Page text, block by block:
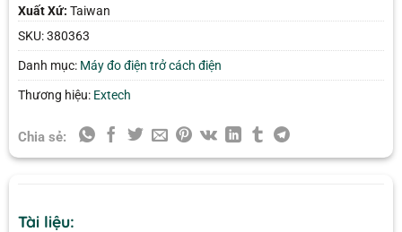
Xuất Xứ: Taiwan
SKU:380363
Danh mục: Máy đo điện trở cách điện
Thương hiệu: Extech
Chia sẻ:
Tài liệu: